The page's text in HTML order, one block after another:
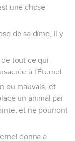
une chose
de sa dîme, il y
tout ce qui
à l'Éternel.
ou mauvais, et
un animal par
et ne pourront
donna à